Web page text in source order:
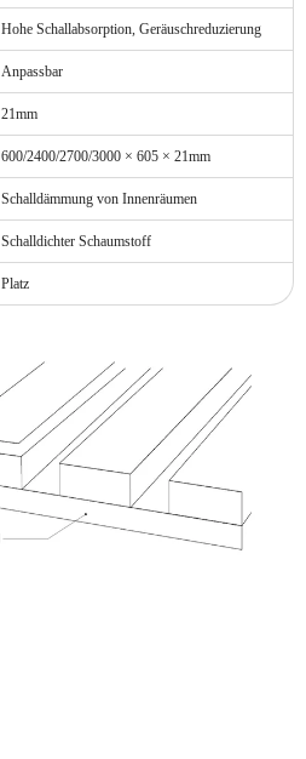
Hohe Schallabsorption, Geräuschreduzierung
Anpassbar
21mm
600/2400/2700/3000 × 605 × 21mm
Schalldämmung von Innenräumen
Schalldichter Schaumstoff
Platz